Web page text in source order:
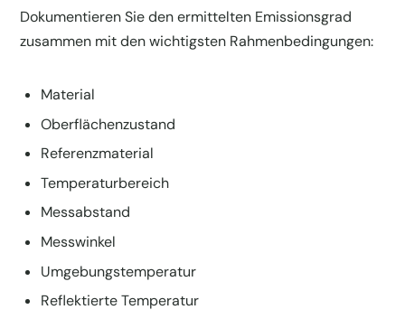
Dokumentieren Sie den ermittelten Emissionsgrad
zusammen mit den wichtigsten Rahmenbedingungen:
Material
Oberflächenzustand
Referenzmaterial
Temperaturbereich
Messabstand
Messwinkel
Umgebungstemperatur
Reflektierte Temperatur